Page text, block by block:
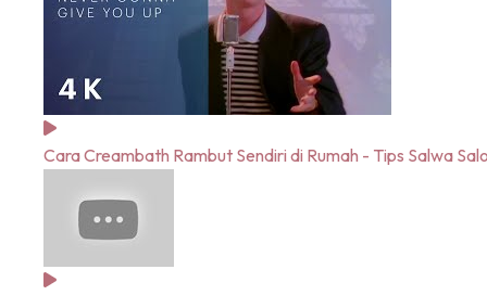
Cara Creambath Rambut Sendiri di Rumah - Tips Salwa